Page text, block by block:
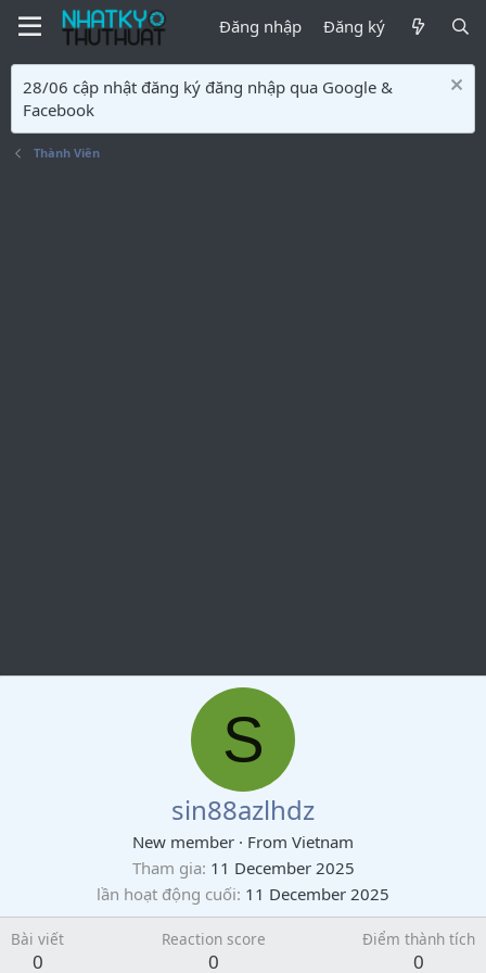
Đăng nhập Đăng ký
28/06 cập nhật đăng ký đăng nhập qua Google &
Facebook
Thành Viên
S
sin88azlhdz
New member · From Vietnam
Tham gia 11 December 2025
lần hoạt động cuối 11 December 2025
Bài viết
0
Reaction score
0
Điểm thành tích
0